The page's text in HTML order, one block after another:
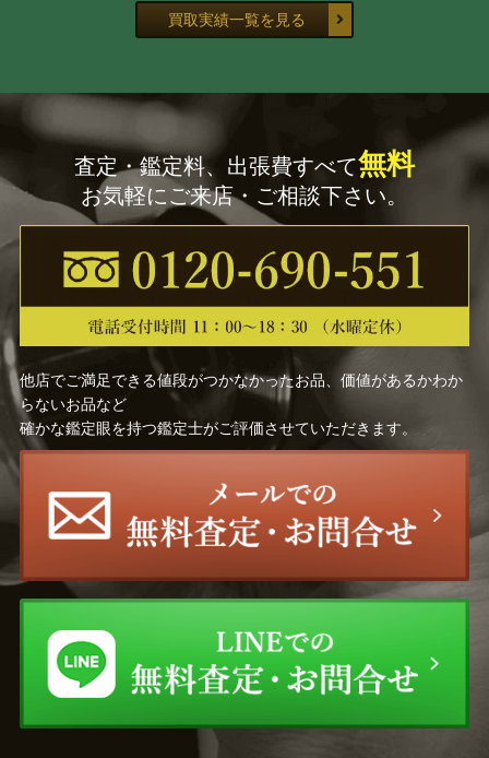
買取実績一覧を見る
査定・鑑定料、出張費すべて無料
お気軽にご来店・ご相談下さい。
他店でご満足できる値段がつかなかったお品、価値があるかわか
らないお品など
確かな鑑定眼を持つ鑑定士がご評価させていただきます。